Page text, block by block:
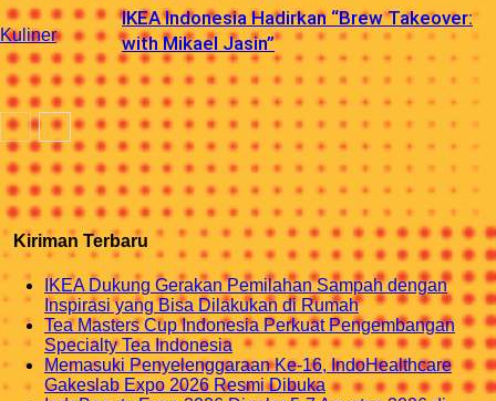
Kuliner
IKEA Indonesia Hadirkan “Brew Takeover:
with Mikael Jasin”
Kiriman Terbaru
IKEA Dukung Gerakan Pemilahan Sampah dengan
Inspirasi yang Bisa Dilakukan di Rumah
Tea Masters Cup Indonesia Perkuat Pengembangan
Specialty Tea Indonesia
Memasuki Penyelenggaraan Ke-16, IndoHealthcare
Gakeslab Expo 2026 Resmi Dibuka